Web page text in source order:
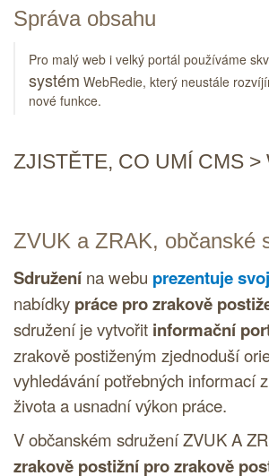
Správa obsahu
Pro malý web i velký portál používáme
systém WebRedie, který neustále
nové funkce.
ZJISTĚTE, CO UMÍ CMS
ZVUK a ZRAK, občanské
Sdruženína webu prezentuje
nabídky práce pro zrakově
sdružení je vytvořit informační
zrakově postiženým zjednoduší
vyhledávání potřebných informací
života a usnadní výkon práce.
V občanském sdružení ZVUK A
zrakově postižní pro zrakově